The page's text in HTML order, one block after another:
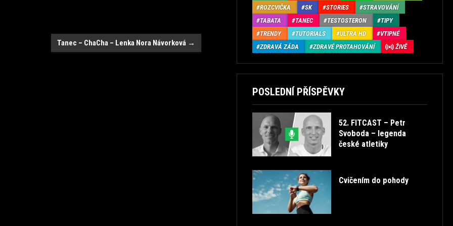
Tanec – ChaCha – Lenka Nora Návorková →
ROZCVIČKA
SK STORIES
STRAVOVÁNÍ
TABATA
TANEC TESTOSTERON
TIPY
TRENDY
TUTORIALS ULTRA HD
VTIPNÉ
ZDRAVÁ ZÁDA
ZDRAVÉ PROTAHOVÁNÍ ŽIVĚ
POSLEDNÍ PŘÍSPĚVKY
52. FITCAST – Petr
Svoboda – legenda
české atletiky
Cvičením do pohody